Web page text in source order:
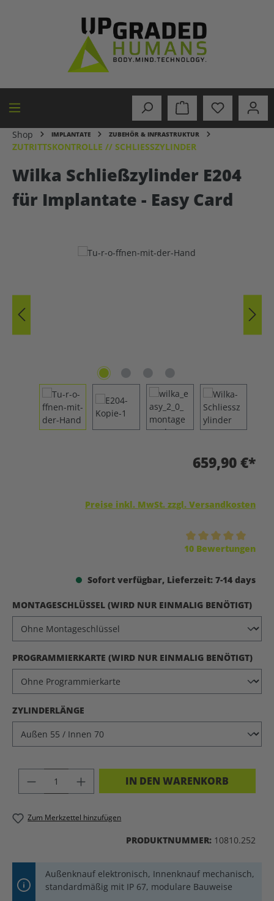
Shop IMPLANTATE ZUBEHÖR & INFRASTRUKTUR
ZUTRITTSKONTROLLE // SCHLIESSZYLINDER
Wilka Schließzylinder E204
für Implantate - Easy Card
Bildergalerie überspringen
659,90 €*
Preise inkl. MwSt. zzgl. Versandkosten
Durchschnittliche Bewertung von 5 von 5 Sternen
10 Bewertungen
Sofort verfügbar, Lieferzeit: 7-14 days
MONTAGESCHLÜSSEL (WIRD NUR EINMALIG BENÖTIGT)
PROGRAMMIERKARTE (WIRD NUR EINMALIG BENÖTIGT)
ZYLINDERLÄNGE
PRODUKT ANZAHL: GIB DEN
IN DEN WARENKORB
Zum Merkzettel hinzufügen
PRODUKTNUMMER: 10810.252
Außenknauf elektronisch, Innenknauf mechanisch,
standardmäßig mit IP 67, modulare Bauweise